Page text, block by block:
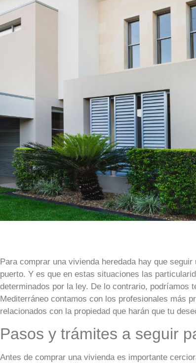
Para comprar una vivienda heredada hay que
puerto. Y es que en estas situaciones las
determinados por la ley. De lo contrario, podríamos
Mediterráneo contamos con los profesionales más
relacionados con la propiedad que harán que tu
Pasos y trámites a seguir
Antes de comprar una vivienda es importante